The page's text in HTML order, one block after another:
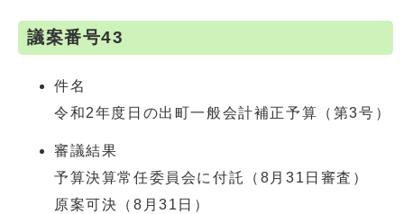
議案番号43
件名
令和2年度日の出町一般会計補正予算（第3号）
審議結果
予算決算常任委員会に付託（8月31日審査）
原案可決（8月31日）